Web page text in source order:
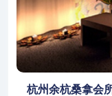
杭州余杭桑拿会